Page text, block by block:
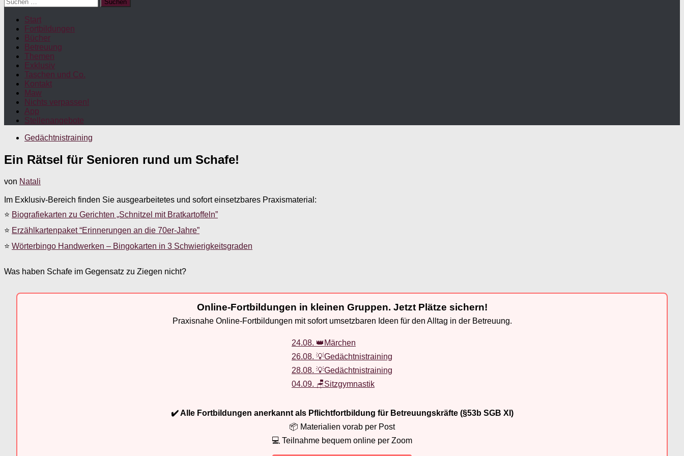
nach:
Start
Fortbildungen
Bücher
Betreuung
Themen
Exklusiv
Taschen und Co.
Kontakt
Maw
Nichts verpassen!
App
Stellenangebote
Gedächtnistraining
Ein Rätsel für Senioren rund um Schafe!
von Natali
Im Exklusiv-Bereich finden Sie ausgearbeitetes und sofort einsetzbares Praxismaterial:
⭐ Biografiekarten zu Gerichten „Schnitzel mit Bratkartoffeln”
⭐ Erzählkartenpaket “Erinnerungen an die 70er-Jahre”
⭐ Wörterbingo Handwerken – Bingokarten in 3 Schwierigkeitsgraden
Was haben Schafe im Gegensatz zu Ziegen nicht?
Online-Fortbildungen in kleinen Gruppen. Jetzt Plätze sichern!
Praxisnahe Online-Fortbildungen mit sofort umsetzbaren Ideen für den Alltag in der Betreuung.
24.08. 👑Märchen
26.08. 💡Gedächtnistraining
28.08. 💡Gedächtnistraining
04.09. 🪑Sitzgymnastik
✔️ Alle Fortbildungen anerkannt als Pflichtfortbildung für Betreuungskräfte (§53b SGB XI)
📦 Materialien vorab per Post
💻 Teilnahme bequem online per Zoom